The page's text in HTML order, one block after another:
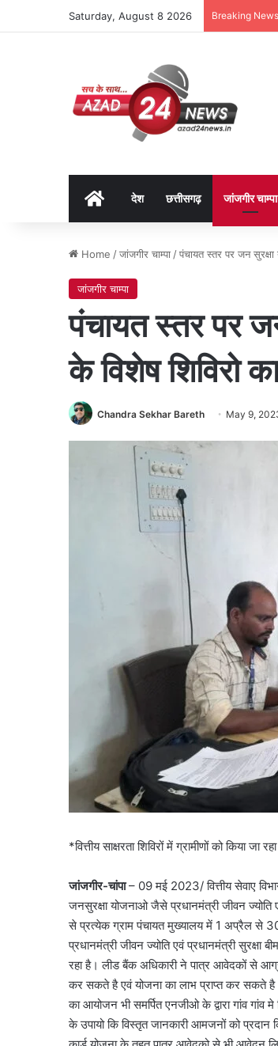
Saturday, August 8 2026 Breaking News
Homeदेश छत्तीसगढ़ जांजगीर चाम्पा
Home /जांजगीर चाम्पा /पंचायत स्तर पर जन सुरक्षा
जांजगीर चाम्पा
पंचायत स्तर पर जन
के विशेष शिविरो
Chandra Sekhar Bareth May 9,
*वित्तीय साक्षरता शिविरों में ग्रामीणों को किया जा
जांजगीर-चांपा– 09 मई 2023/ वित्तीय सेवाए
जनसुरक्षा योजनाओ जैसे प्रधानमंत्री जीवन ज्योति
से प्रत्येक ग्राम पंचायत मुख्यालय में 1 अप्रैल से
प्रधानमंत्री जीवन ज्योति एवं प्रधानमंत्री सुरक्षा
रहा है। लीड बैंक अधिकारी ने पात्र आवेदकों से
कर सकते है एवं योजना का लाभ प्राप्त कर सकते
का आयोजन भी समर्पित एनजीओ के द्वारा गांव
के उपायो कि विस्तृत जानकारी आमजनों को प्रदान